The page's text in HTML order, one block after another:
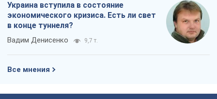
Украина вступила в состояние
экономического кризиса. Есть ли свет
в конце туннеля?
Вадим Денисенко 9,7 т.
Все мнения